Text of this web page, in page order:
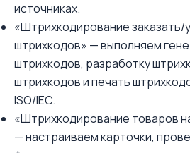
источниках.
«Штрихкодирование заказать/
штрихкодов» — выполняем
штрихкодов, разработку
штрихкодов и печать
ISO/IEC.
«Штрихкодирование товаров
— настраиваем карточки,